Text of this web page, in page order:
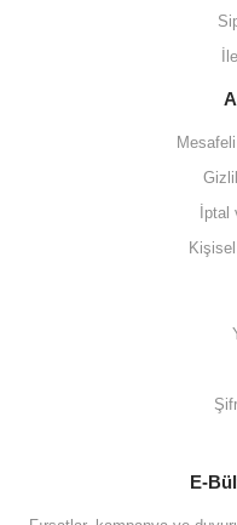
İptal
E-